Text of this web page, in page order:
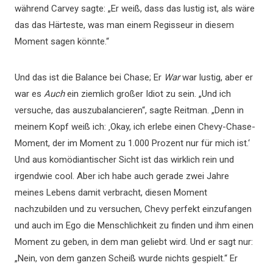
während Carvey sagte: „Er weiß, dass das lustig ist, als wäre
das das Härteste, was man einem Regisseur in diesem
Moment sagen könnte.“
Und das ist die Balance bei Chase; Er Warwar lustig, aber er
war es Auchein ziemlich großer Idiot zu sein. „Und ich
versuche, das auszubalancieren“, sagte Reitman. „Denn in
meinem Kopf weiß ich: ‚Okay, ich erlebe einen Chevy-Chase-
Moment, der im Moment zu 1.000 Prozent nur für mich ist.‘
Und aus komödiantischer Sicht ist das wirklich rein und
irgendwie cool. Aber ich habe auch gerade zwei Jahre
meines Lebens damit verbracht, diesen Moment
nachzubilden und zu versuchen, Chevy perfekt einzufangen
und auch im Ego die Menschlichkeit zu finden und ihm einen
Moment zu geben, in dem man geliebt wird. Und er sagt nur:
„Nein, von dem ganzen Scheiß wurde nichts gespielt.“ Er